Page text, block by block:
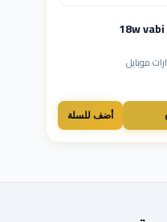
موبايل
أضف للسلة